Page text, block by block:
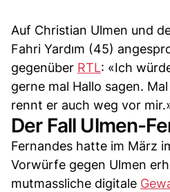
Auf Christian Ulmen und
Fahri Yardım (45)
gegenüber RTL: «Ich
gerne mal Hallo sagen.
rennt er auch weg vor
Der Fall Ulmen-
Fernandes hatte im März
Vorwürfe gegen Ulmen
mutmassliche digitale